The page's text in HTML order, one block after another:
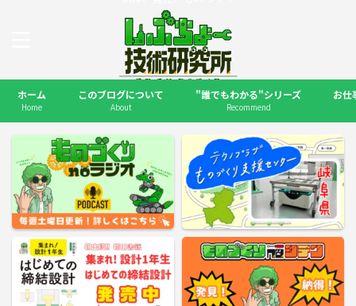
ホーム
Home
このブログについて
About
"誰でもわかる"シリーズ
Recommend
お仕